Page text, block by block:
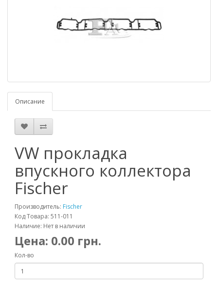
Описание
VW прокладка
впускного коллектора
Fischer
Производитель: Fischer
Код Товара: 511-011
Наличие: Нет в наличии
Цена: 0.00 грн.
Кол-во